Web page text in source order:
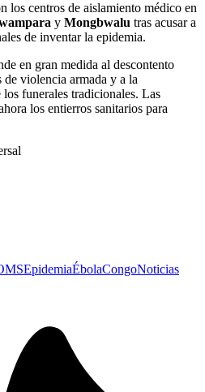
los centros de aislamiento médico en
y Mongbwalu tras acusar a
de inventar la epidemia.
en gran medida al descontento
violencia armada y a la
funerales tradicionales. Las
los entierros sanitarios para
EpidemiaÉbolaCongoNoticias